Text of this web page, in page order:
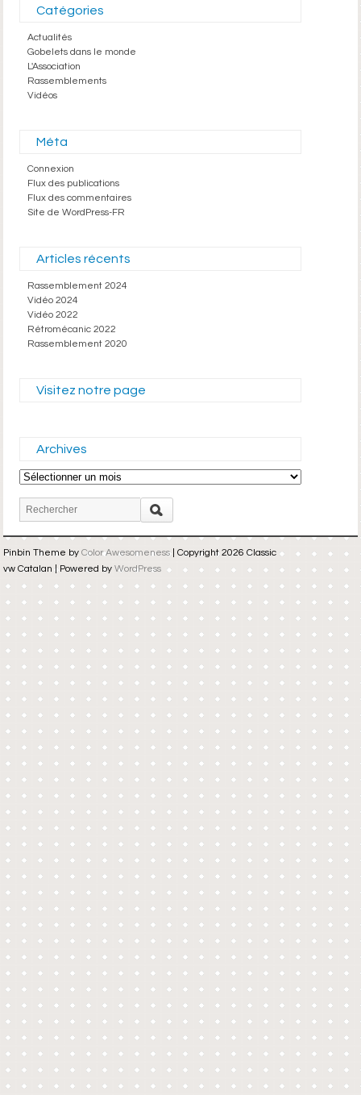
Catégories
Actualités
Gobelets dans le monde
L'Association
Rassemblements
Vidéos
Méta
Connexion
Flux des publications
Flux des commentaires
Site de WordPress-FR
Articles récents
Rassemblement 2024
Vidéo 2024
Vidéo 2022
Rétromécanic 2022
Rassemblement 2020
Visitez notre page
Archives
Archives
Pinbin Theme by Color Awesomeness| Copyright 2026 Classic
vw Catalan | Powered by WordPress